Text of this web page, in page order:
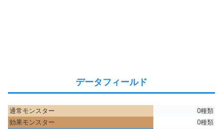
データフィールド
通常モンスター
0種類
効果モンスター
0種類